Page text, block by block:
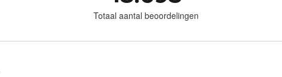
Totaal aantal beoordelingen